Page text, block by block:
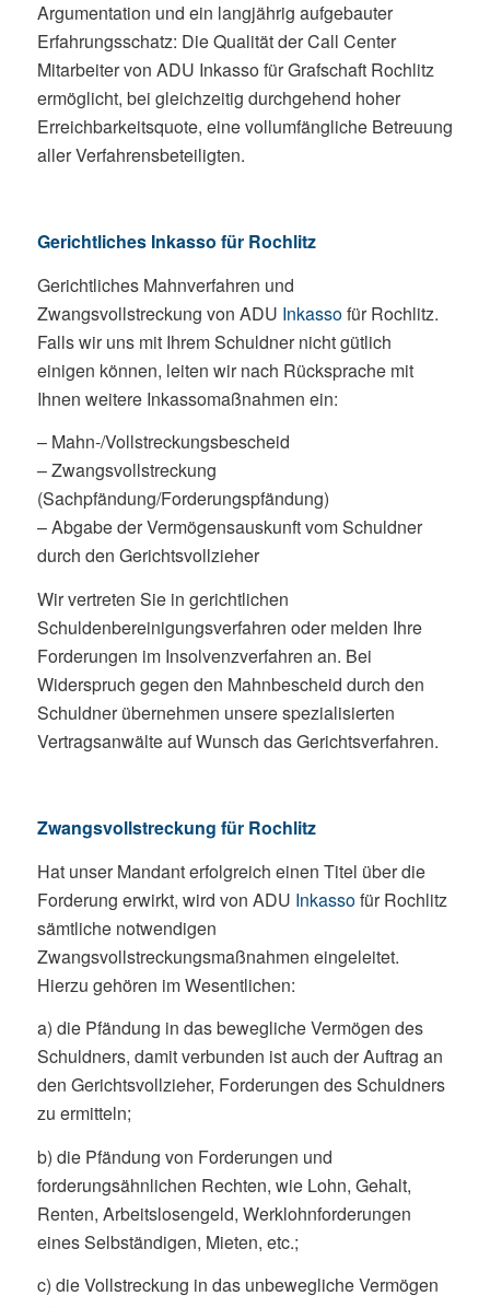
Argumentation und ein langjährig aufgebauter
Erfahrungsschatz: Die Qualität der Call Center
Mitarbeiter von ADU Inkasso für Grafschaft Rochlitz
ermöglicht, bei gleichzeitig durchgehend hoher
Erreichbarkeitsquote, eine vollumfängliche Betreuung
aller Verfahrensbeteiligten.
Gerichtliches Inkasso für Rochlitz
Gerichtliches Mahnverfahren und
Zwangsvollstreckung von ADU Inkassofür Rochlitz.
Falls wir uns mit Ihrem Schuldner nicht gütlich
einigen können, leiten wir nach Rücksprache mit
Ihnen weitere Inkassomaßnahmen ein:
– Mahn-/Vollstreckungsbescheid
– Zwangsvollstreckung
(Sachpfändung/Forderungspfändung)
– Abgabe der Vermögensauskunft vom Schuldner
durch den Gerichtsvollzieher
Wir vertreten Sie in gerichtlichen
Schuldenbereinigungsverfahren oder melden Ihre
Forderungen im Insolvenzverfahren an. Bei
Widerspruch gegen den Mahnbescheid durch den
Schuldner übernehmen unsere spezialisierten
Vertragsanwälte auf Wunsch das Gerichtsverfahren.
Zwangsvollstreckung für Rochlitz
Hat unser Mandant erfolgreich einen Titel über die
Forderung erwirkt, wird von ADU Inkassofür Rochlitz
sämtliche notwendigen
Zwangsvollstreckungsmaßnahmen eingeleitet.
Hierzu gehören im Wesentlichen:
a) die Pfändung in das bewegliche Vermögen des
Schuldners, damit verbunden ist auch der Auftrag an
den Gerichtsvollzieher, Forderungen des Schuldners
zu ermitteln;
b) die Pfändung von Forderungen und
forderungsähnlichen Rechten, wie Lohn, Gehalt,
Renten, Arbeitslosengeld, Werklohnforderungen
eines Selbständigen, Mieten, etc.;
c) die Vollstreckung in das unbewegliche Vermögen